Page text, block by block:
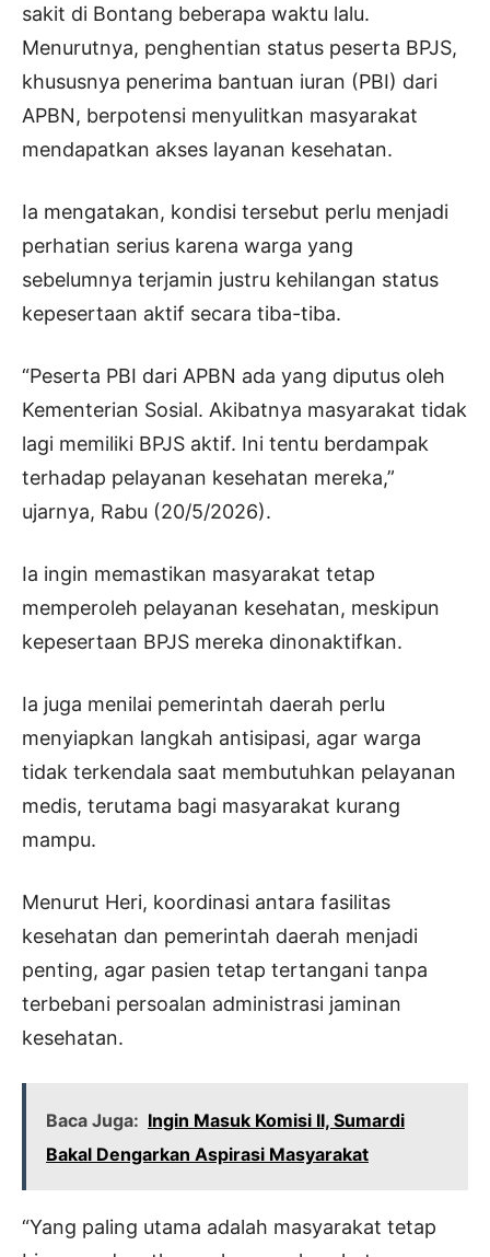
sakit di Bontang beberapa waktu lalu.
Menurutnya, penghentian status peserta BPJS,
khususnya penerima bantuan iuran (PBI) dari
APBN, berpotensi menyulitkan masyarakat
mendapatkan akses layanan kesehatan.
Ia mengatakan, kondisi tersebut perlu menjadi
perhatian serius karena warga yang
sebelumnya terjamin justru kehilangan status
kepesertaan aktif secara tiba-tiba.
“Peserta PBI dari APBN ada yang diputus oleh
Kementerian Sosial. Akibatnya masyarakat tidak
lagi memiliki BPJS aktif. Ini tentu berdampak
terhadap pelayanan kesehatan mereka,”
ujarnya, Rabu (20/5/2026).
Ia ingin memastikan masyarakat tetap
memperoleh pelayanan kesehatan, meskipun
kepesertaan BPJS mereka dinonaktifkan.
Ia juga menilai pemerintah daerah perlu
menyiapkan langkah antisipasi, agar warga
tidak terkendala saat membutuhkan pelayanan
medis, terutama bagi masyarakat kurang
mampu.
Menurut Heri, koordinasi antara fasilitas
kesehatan dan pemerintah daerah menjadi
penting, agar pasien tetap tertangani tanpa
terbebani persoalan administrasi jaminan
kesehatan.
Baca Juga: Ingin Masuk Komisi II, Sumardi
Bakal Dengarkan Aspirasi Masyarakat
“Yang paling utama adalah masyarakat tetap